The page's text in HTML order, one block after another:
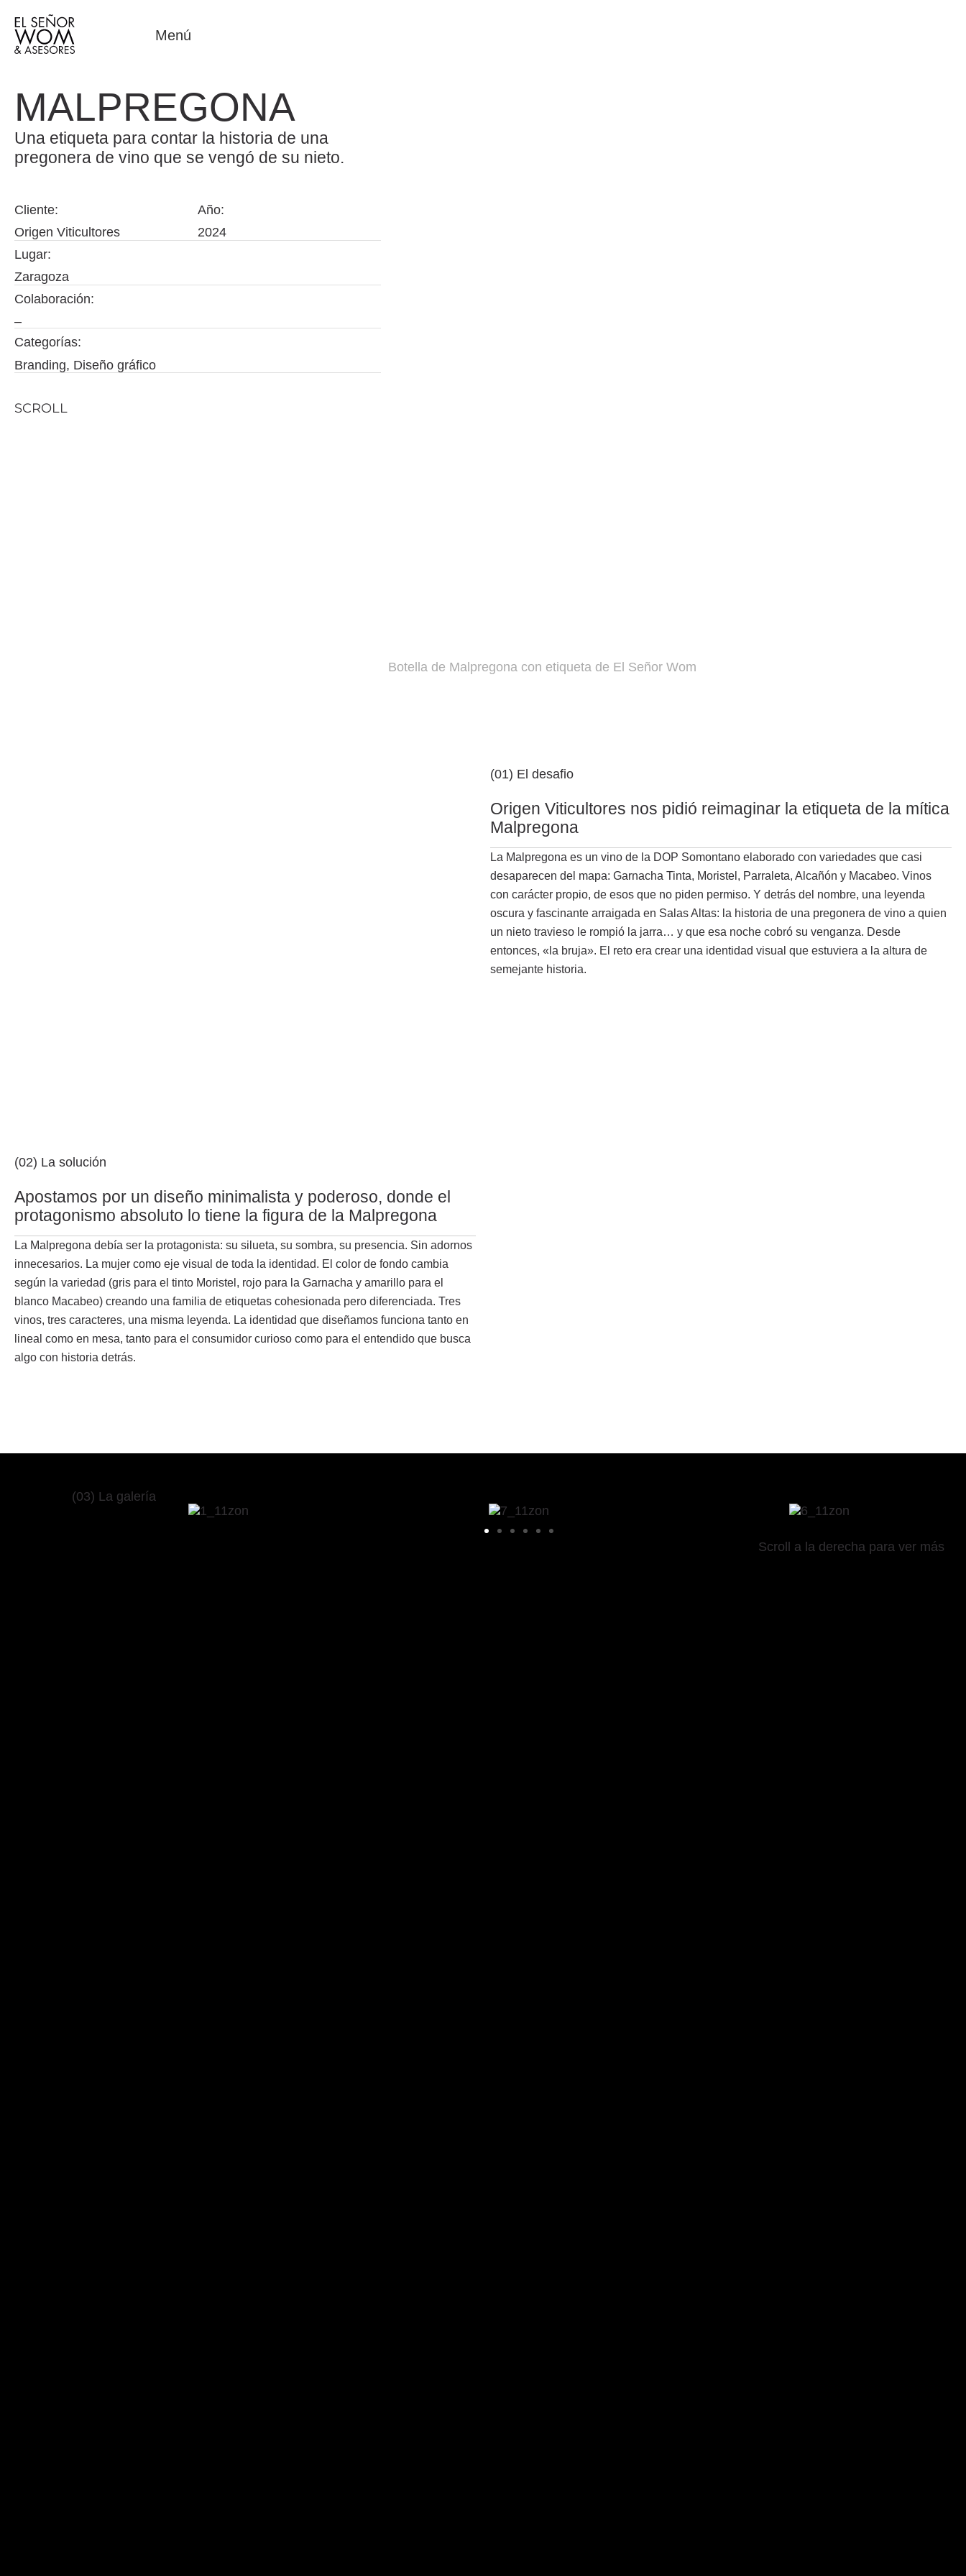
Menú
MALPREGONA
Una etiqueta para contar la historia de una
pregonera de vino que se vengó de su nieto.
Cliente:
Origen Viticultores
Año:
2024
Lugar:
Zaragoza
Colaboración:
–
Categorías:
Branding, Diseño gráfico
SCROLL
Botella de Malpregona con etiqueta de El Señor Wom
(01) El desafio
Origen Viticultores nos pidió reimaginar la etiqueta de la mítica
Malpregona
La Malpregona es un vino de la DOP Somontano elaborado con variedades que casi
desaparecen del mapa: Garnacha Tinta, Moristel, Parraleta, Alcañón y Macabeo. Vinos
con carácter propio, de esos que no piden permiso. Y detrás del nombre, una leyenda
oscura y fascinante arraigada en Salas Altas: la historia de una pregonera de vino a quien
un nieto travieso le rompió la jarra… y que esa noche cobró su venganza. Desde
entonces, «la bruja». El reto era crear una identidad visual que estuviera a la altura de
semejante historia.
(02) La solución
Apostamos por un diseño minimalista y poderoso, donde el
protagonismo absoluto lo tiene la figura de la Malpregona
La Malpregona debía ser la protagonista: su silueta, su sombra, su presencia. Sin adornos
innecesarios. La mujer como eje visual de toda la identidad. El color de fondo cambia
según la variedad (gris para el tinto Moristel, rojo para la Garnacha y amarillo para el
blanco Macabeo) creando una familia de etiquetas cohesionada pero diferenciada. Tres
vinos, tres caracteres, una misma leyenda. La identidad que diseñamos funciona tanto en
lineal como en mesa, tanto para el consumidor curioso como para el entendido que busca
algo con historia detrás.
(03) La galería
Scroll a la derecha para ver más